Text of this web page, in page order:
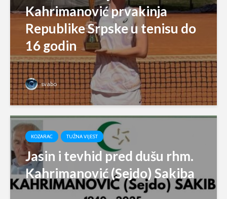
Kahrimanović prvakinja
Republike Srpske u tenisu do
16 godin
svabo
KOZARAC TUŽNA VIJEST
Jasin i tevhid pred dušu rhm.
Kahrimanović (Sejdo) Sakiba